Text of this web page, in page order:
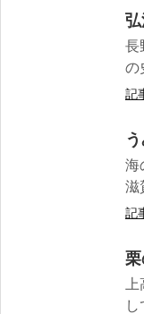
長
の
記
海
滋
記